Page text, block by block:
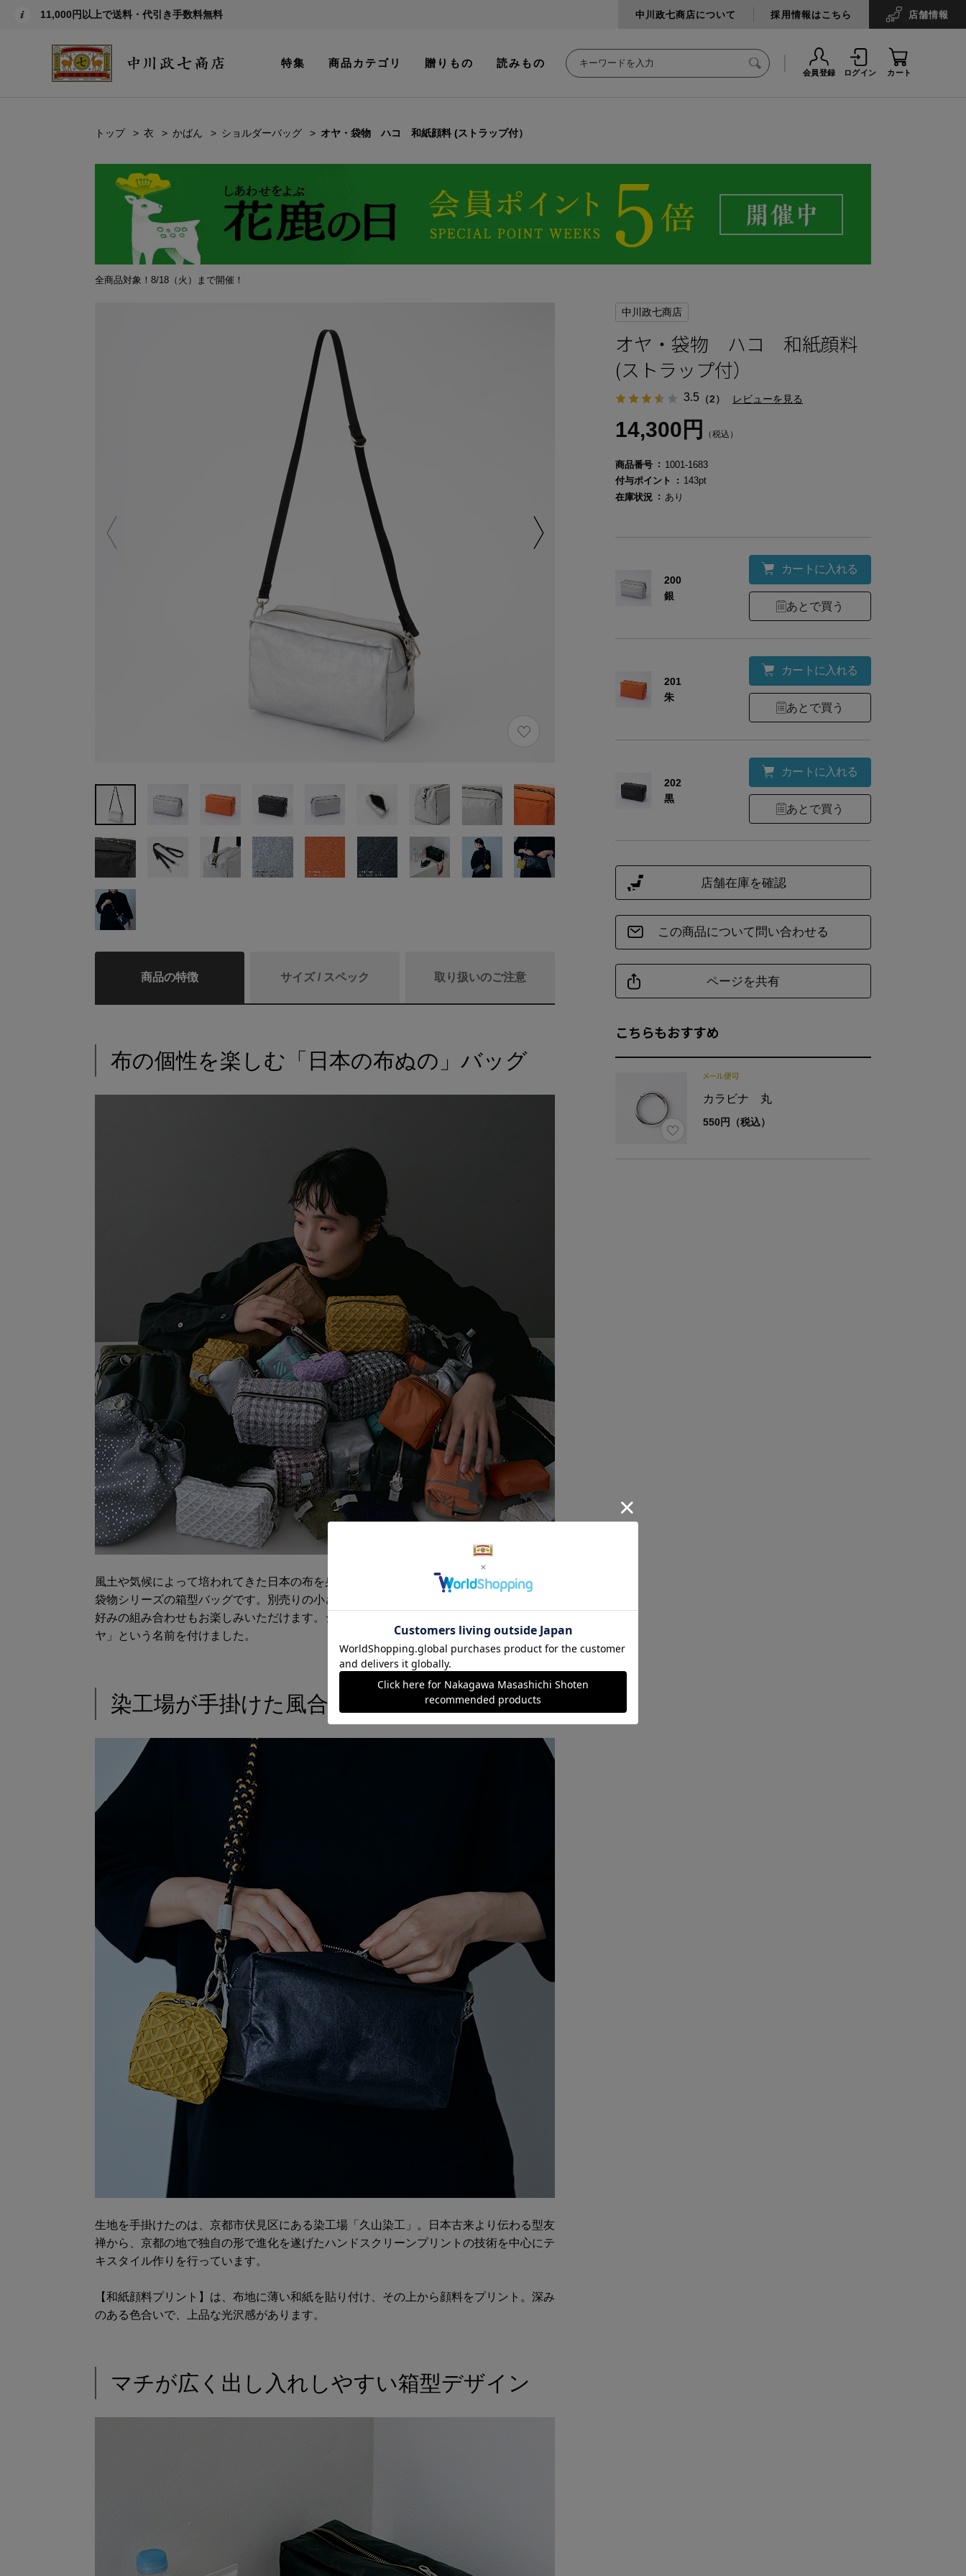
11,000円以上で送料・代引き手数料無料 中川政七商店について 採用情報はこちら 店舗情報
特集 商品カテゴリ 贈りもの 読みもの
会員登録 ログイン カート
トップ 衣 かばん ショルダーバッグ オヤ・袋物 ハコ 和紙顔料 (ストラップ付）
全商品対象！8/18（火）まで開催！
商品の特徴 サイズ / スペック 取り扱いのご注意
布の個性を楽しむ「日本の布ぬの」バッグ
風土や気候によって培われてきた日本の布を身近に使っていただける、「日本の布ぬの」
袋物シリーズの箱型バッグです。別売りの小さな袋物や帯（ストラップ）とつないで、お
好みの組み合わせもお楽しみいただけます。シリーズの中でも大きめサイズの袋物に「オ
ヤ」という名前を付けました。
染工場が手掛けた風合い豊かなテキスタイル
生地を手掛けたのは、京都市伏見区にある染工場「久山染工」。日本古来より伝わる型友
禅から、京都の地で独自の形で進化を遂げたハンドスクリーンプリントの技術を中心にテ
キスタイル作りを行っています。
【和紙顔料プリント】は、布地に薄い和紙を貼り付け、その上から顔料をプリント。深み
のある色合いで、上品な光沢感があります。
マチが広く出し入れしやすい箱型デザイン
商品詳細
素材
表地裏：レーヨン100％
裏地:綿100％／革:牛革
中川政七商店
オヤ・袋物 ハコ 和紙顔料
(ストラップ付）
3.5 （2） レビューを見る
14,300円 （税込）
商品番号
1001-1683
付与ポイント
143pt
在庫状況
あり
200
銀
カートに入れる
あとで買う
201
朱
カートに入れる
あとで買う
202
黒
カートに入れる
あとで買う
こちらもおすすめ
カラビナ 丸
550円（税込）
この商品について問い合わせる
ページを共有
店舗在庫を確認